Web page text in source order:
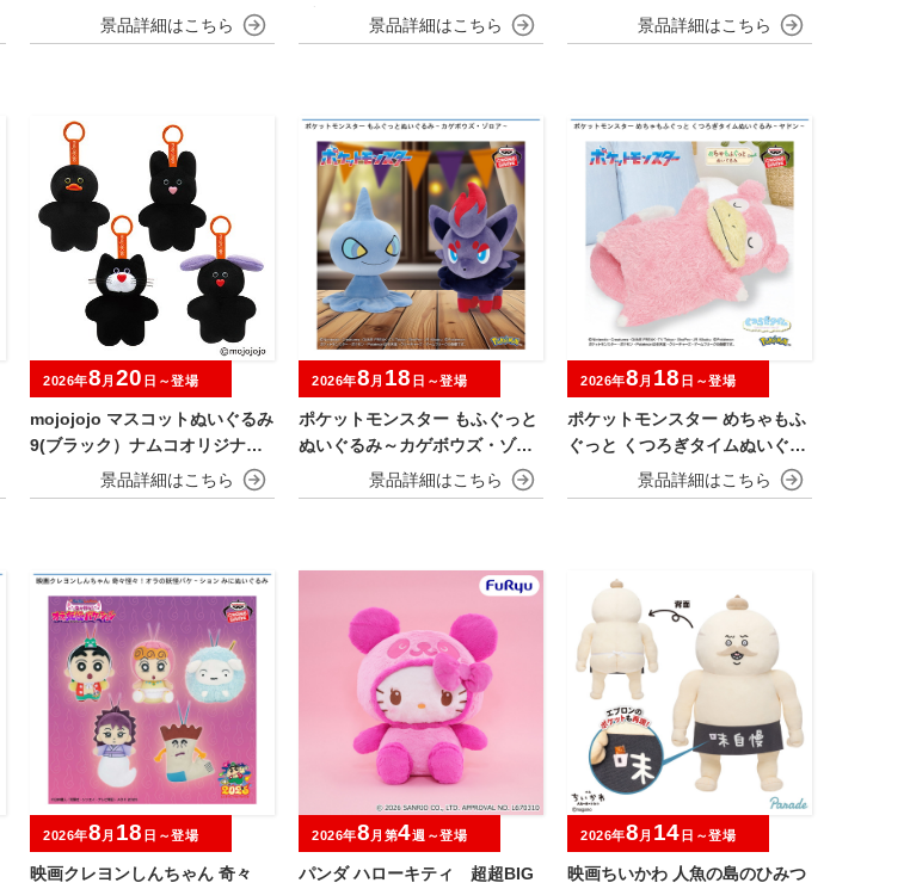
ブラッキー・リーフィア～おひ
るねver.
エーフィ・ニンフィア～おひる
ねver.
mojojojo マスコットぬいぐるみ
9(ブラック）ナムコオリジナル
2026年8 月 20 日～登場
ポケットモンスター もふぐっと
ぬいぐるみ～カゲボウズ・ゾロ
2026年8 月 18 日～登場
ポケットモンスター めちゃもふ
ぐっと くつろぎタイムぬいぐる
み～ヤドン～
2026年8 月 18 日～登場
映画クレヨンしんちゃん 奇々
2026年8 月 18 日～登場
パンダ ハローキティ 超超BIG
2026年8 月第4週～登場
映画ちいかわ 人魚の島のひみつ
2026年8 月 14 日～登場